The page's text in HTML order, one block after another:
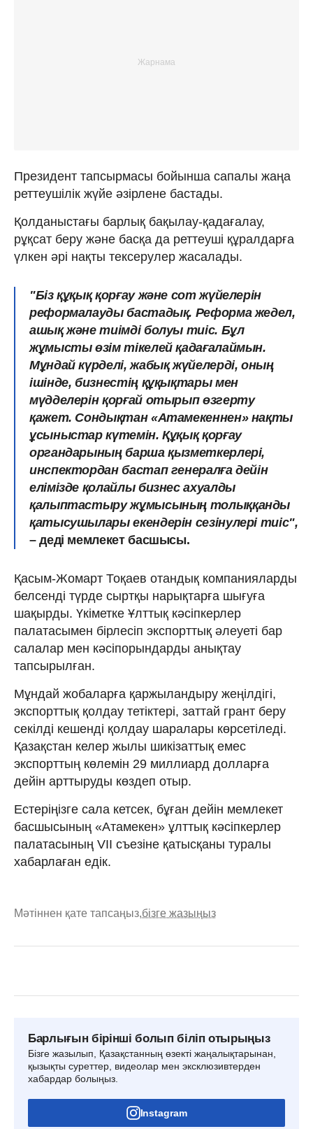
Президент тапсырмасы бойынша сапалы жаңа
реттеушілік жүйе әзірлене бастады.
Қолданыстағы барлық бақылау-қадағалау,
рұқсат беру және басқа да реттеуші құралдарға
үлкен әрі нақты тексерулер жасалады.
"Біз құқық қорғау және сот жүйелерін
реформалауды бастадық. Реформа жедел,
ашық және тиімді болуы тиіс. Бұл
жұмысты өзім тікелей қадағалаймын.
Мұндай күрделі, жабық жүйелерді, оның
ішінде, бизнестің құқықтары мен
мүдделерін қорғай отырып өзгерту
қажет. Сондықтан «Атамекеннен» нақты
ұсыныстар күтемін. Құқық қорғау
органдарының барша қызметкерлері,
инспектордан бастап генералға дейін
елімізде қолайлы бизнес ахуалды
қалыптастыру жұмысының толыққанды
қатысушылары екендерін сезінулері тиіс",
– деді мемлекет басшысы.
Қасым-Жомарт Тоқаев отандық компанияларды
белсенді түрде сыртқы нарықтарға шығуға
шақырды. Үкіметке Ұлттық кәсіпкерлер
палатасымен бірлесіп экспорттық әлеуеті бар
салалар мен кәсіпорындарды анықтау
тапсырылған.
Мұндай жобаларға қаржыландыру жеңілдігі,
экспорттық қолдау тетіктері, заттай грант беру
секілді кешенді қолдау шаралары көрсетіледі.
Қазақстан келер жылы шикізаттық емес
экспорттың көлемін 29 миллиард долларға
дейін арттыруды көздеп отыр.
Естеріңізге сала кетсек, бұған дейін мемлекет
басшысының «Атамекен» ұлттық кәсіпкерлер
палатасының VII съезіне қатысқаны туралы
хабарлаған едік.
Мәтіннен қате тапсаңыз,бізге жазыңыз
Барлығын бірінші болып біліп отырыңыз
Бізге жазылып, Қазақстанның өзекті жаңалықтарынан,
қызықты суреттер, видеолар мен эксклюзивтерден
хабардар болыңыз.
Instagram